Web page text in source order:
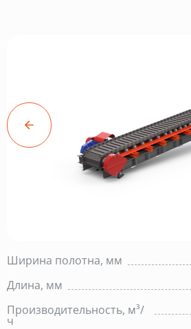
Ширина полотна, мм
Длина, мм
Производительность, м³/
ч